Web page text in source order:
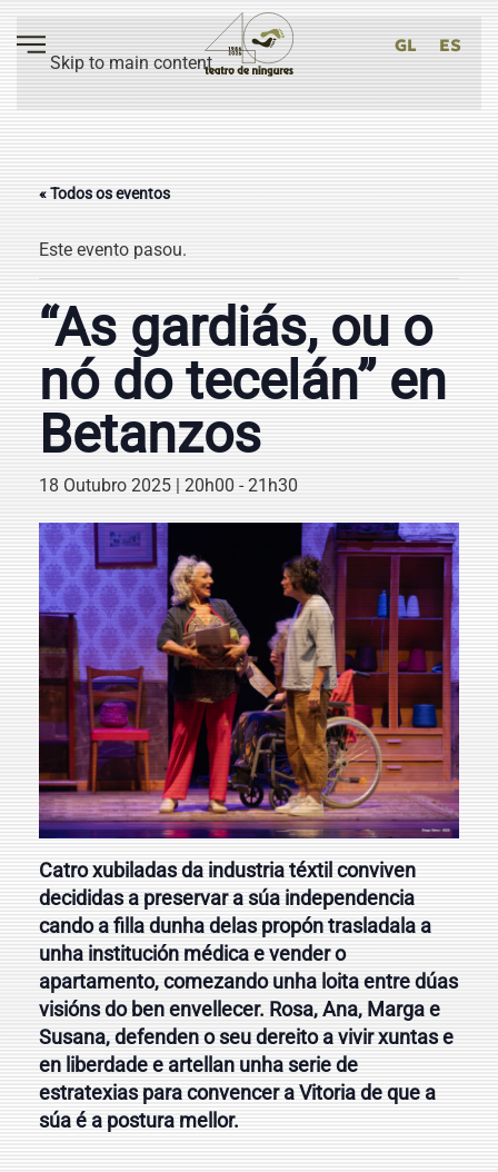
Skip to main content
GL ES
« Todos os eventos
Este evento pasou.
“As gardiás, ou o
nó do tecelán” en
Betanzos
18 Outubro 2025 | 20h00 -21h30
Catro xubiladas da industria téxtil conviven
decididas a preservar a súa independencia
cando a filla dunha delas propón trasladala a
unha institución médica e vender o
apartamento, comezando unha loita entre dúas
visións do ben envellecer. Rosa, Ana, Marga e
Susana, defenden o seu dereito a vivir xuntas e
en liberdade e artellan unha serie de
estratexias para convencer a Vitoria de que a
súa é a postura mellor.